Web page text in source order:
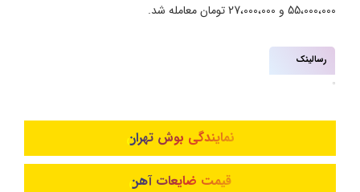
55،000،000 و 27،000،000 تومان معامله شد.
رسالینک
نمایندگی بوش تهران
قیمت ضایعات آهن